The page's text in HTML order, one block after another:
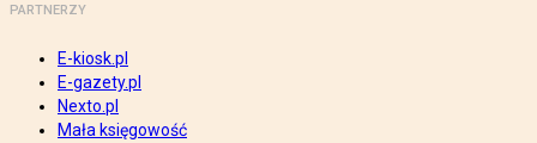
PARTNERZY
E-kiosk.pl
E-gazety.pl
Nexto.pl
Mała księgowość